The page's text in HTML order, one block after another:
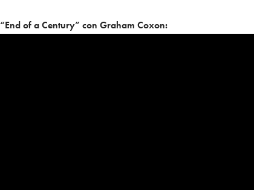
“End of a Century” con Graham Coxon: